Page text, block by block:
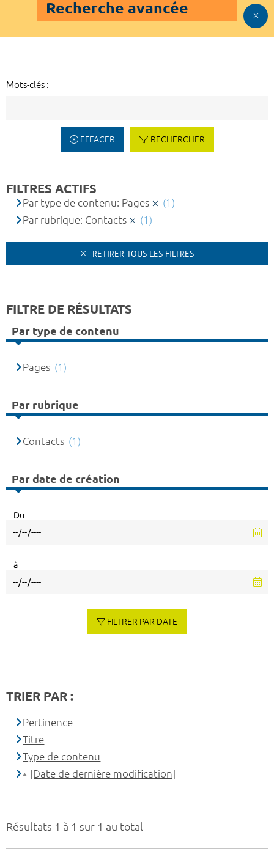
Recherche avancée
Mots-clés :
EFFACER RECHERCHER
Résultats 1 à 1 sur 1 au total
FILTRES ACTIFS
Par type de contenu: Pages
(1)
Par rubrique: Contacts
(1)
RETIRER TOUS LES FILTRES
FILTRE DE RÉSULTATS
Par type de contenu
Pages (1)
Par rubrique
Contacts (1)
Par date de création
Du
à
FILTRER PAR DATE
TRIER PAR :
Pertinence
Titre
Type de contenu
[Date de dernière modification]